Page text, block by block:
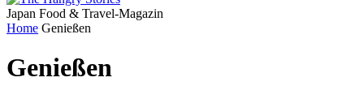
Japan Food & Travel-Magazin
Home Genießen
Genießen